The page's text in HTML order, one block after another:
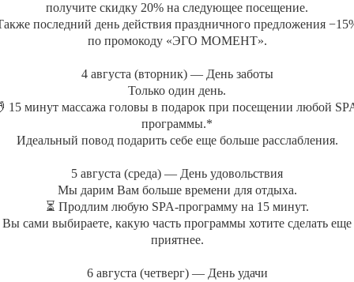
Увлажнение-утончение
В лаунж зоне Вас ожидает
основе ройбоса с
яблок, цедрой апельсина,
василька)с тропическими
Ароматный кальян
Смузи из экзотических
Косметика: Thalasso Bretagne
Длительность массажа: 1 час 30
Бестселлер: Бестселлер
Акватермальная зона: Джакузи
Акватермальная зона: Хаммам
получите скидку 20% на следующее посещение.
последний день действия праздничного предложения
по промокоду «ЭГО МОМЕНТ».
4 августа (вторник) — День заботы
Только один день.
15 минут массажа головы в подарок при посещении любой
программы.*
Идеальный повод подарить себе еще больше расслабления.
5 августа (среда) — День удовольствия
Мы дарим Вам больше времени для отдыха.
⏳ Продлим любую SPA-программу на 15 минут.
Вы сами выбираете, какую часть программы хотите сделать еще
приятнее.
6 августа (четверг) — День удачи